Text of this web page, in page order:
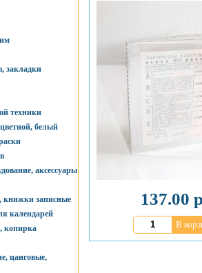
закладки
техники
белый
аксессуары
книжки записные
календарей
копирка
цанговые,
137.00
В